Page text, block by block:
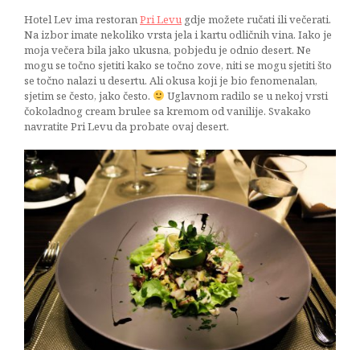
Hotel Lev ima restoranPri Levu gdje možete ručati ili večerati.
Na izbor imate nekoliko vrsta jela i kartu odličnih vina. Iako je
moja večera bila jako ukusna, pobjedu je odnio desert. Ne
mogu se točno sjetiti kako se točno zove, niti se mogu sjetiti što
se točno nalazi u desertu. Ali okusa koji je bio fenomenalan,
sjetim se često, jako često.
Uglavnom radilo se u nekoj vrsti
čokoladnog cream brulee sa kremom od vanilije. Svakako
navratite Pri Levu da probate ovaj desert.